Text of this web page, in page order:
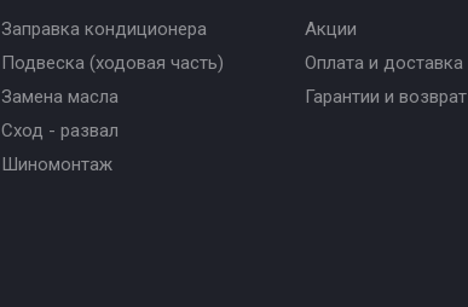
Заправка кондиционера
Подвеска (ходовая часть)
Замена масла
Сход - развал
Шиномонтаж
Акции
Оплата и доставка
Гарантии и возврат